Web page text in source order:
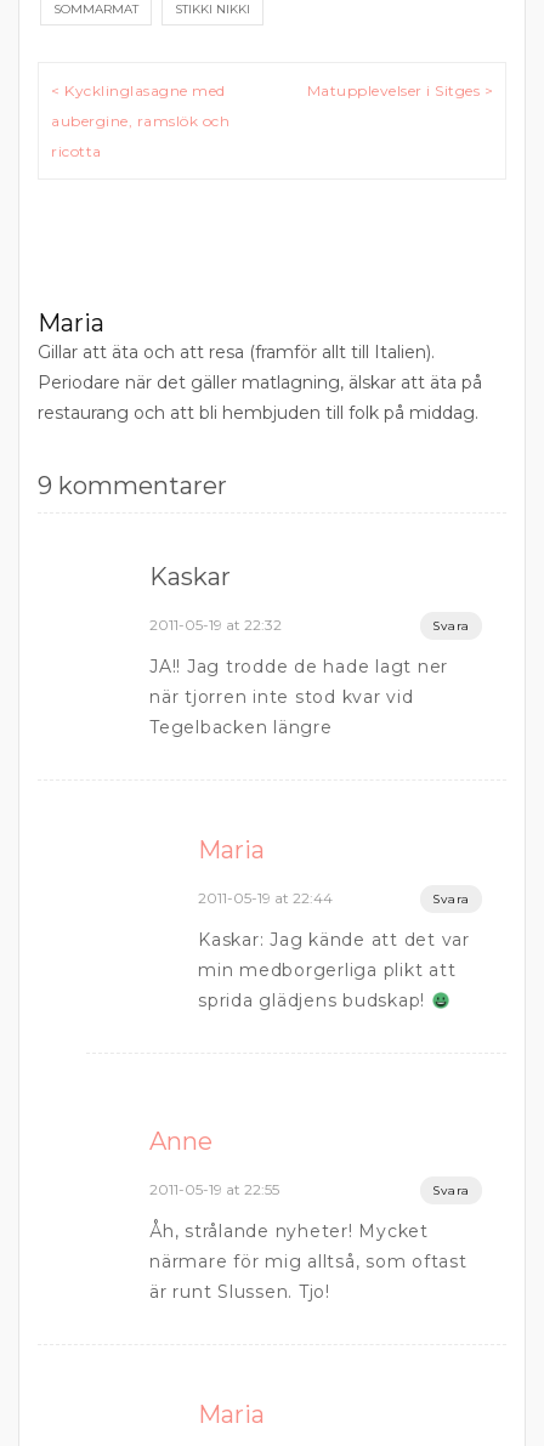
SOMMARMAT STIKKI NIKKI
Inläggsnavigering
< Kycklinglasagne med
aubergine, ramslök och
ricotta
Matupplevelser i Sitges >
Maria
Gillar att äta och att resa (framför allt till Italien).
Periodare när det gäller matlagning, älskar att äta på
restaurang och att bli hembjuden till folk på middag.
9 kommentarer
Kaskar
2011-05-19 at 22:32 Svara
JA!! Jag trodde de hade lagt ner
när tjorren inte stod kvar vid
Tegelbacken längre
Maria
2011-05-19 at 22:44 Svara
Kaskar: Jag kände att det var
min medborgerliga plikt att
sprida glädjens budskap!
Anne
2011-05-19 at 22:55 Svara
Åh, strålande nyheter! Mycket
närmare för mig alltså, som oftast
är runt Slussen. Tjo!
Maria